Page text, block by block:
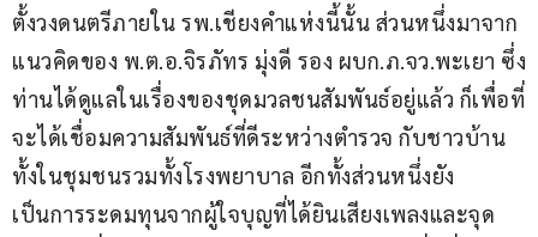
ตั้งวงดนตรีภายใน รพ.เชียงคำแห่งนี้นั้น ส่วนหนึ่งมาจาก
แนวคิดของ พ.ต.อ.จิรภัทร มุ่งดี รอง ผบก.ภ.จว.พะเยา ซึ่ง
ท่านได้ดูแลในเรื่องของชุดมวลชนสัมพันธ์อยู่แล้ว ก็เพื่อที่
จะได้เชื่อมความสัมพันธ์ที่ดีระหว่างตำรวจ กับชาวบ้าน
ทั้งในชุมชนรวมทั้งโรงพยาบาล อีกทั้งส่วนหนึ่งยัง
เป็นการระดมทุนจากผู้ใจบุญที่ได้ยินเสียงเพลงและจุด